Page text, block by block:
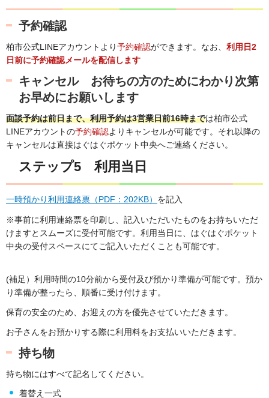
予約確認
柏市公式LINEアカウントより予約確認ができます。なお、 利用日2
日前に予約確認メールを配信します
キャンセル お待ちの方のためにわかり次第
お早めにお願いします
面談予約は前日まで、利用予約は3営業日前16時までは柏市公式
LINEアカウントの予約確認よりキャンセルが可能です。それ以降の
キャンセルは直接はぐはぐポケット中央へご連絡ください。
ステップ5 利用当日
一時預かり利用連絡票（PDF：202KB） を記入
※事前に利用連絡票を印刷し、記入いただいたものをお持ちいただ
けますとスムーズに受付可能です。利用当日に、はぐはぐポケット
中央の受付スペースにてご記入いただくことも可能です。
(補足）利用時間の10分前から受付及び預かり準備が可能です。預か
り準備が整ったら、順番に受け付けます。
保育の安全のため、お迎えの方を優先させていただきます。
お子さんをお預かりする際に利用料をお支払いいただきます。
持ち物
持ち物にはすべて記名してください。
着替え一式